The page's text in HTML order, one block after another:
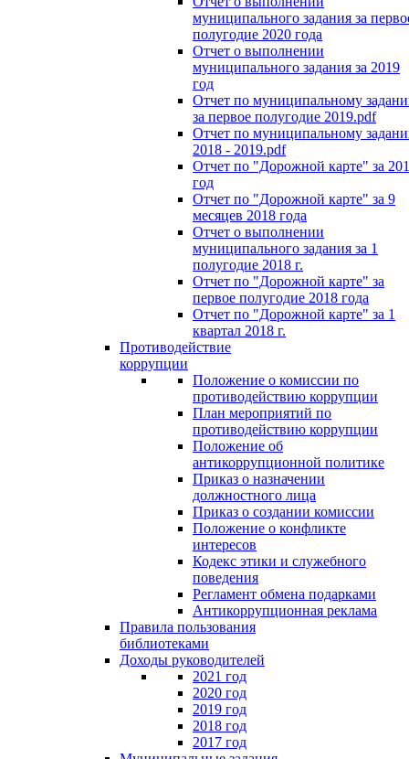
муниципального задания за
полугодие 2020 года
Отчет о выполнении
муниципального задания за 2019
год
Отчет по муниципальному
за первое полугодие 2019.pdf
Отчет по муниципальному
2018 - 2019.pdf
Отчет по "Дорожной карте" за
год
Отчет по "Дорожной карте" за 9
месяцев 2018 года
Отчет о выполнении
муниципального задания за 1
полугодие 2018 г.
Отчет по "Дорожной карте" за
первое полугодие 2018 года
Отчет по "Дорожной карте" за 1
квартал 2018 г.
Противодействие
коррупции
Положение о комиссии по
противодействию коррупции
План мероприятий по
противодействию коррупции
Положение об
антикоррупционной политике
Приказ о назначении
должностного лица
Приказ о создании комиссии
Положение о конфликте
интересов
Кодекс этики и служебного
поведения
Регламент обмена подарками
Антикоррупционная реклама
Правила пользования
библиотеками
Доходы руководителей
2021 год
2020 год
2019 год
2018 год
2017 год